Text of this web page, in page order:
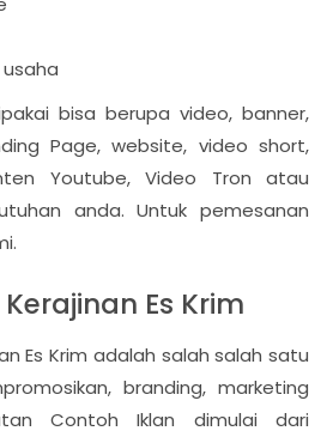
bisa berupa video, banner,
Page, website, video short,
Youtube, Video Tron atau
anda. Untuk pemesanan
Es Krim
Es Krim adalah salah salah satu
branding, marketing
Contoh Iklan dimulai dari